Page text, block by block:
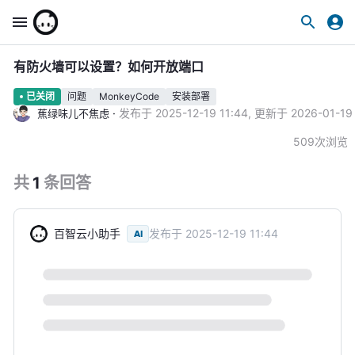
有防火墙可以设置？如何开放端口
已关闭 问题 MonkeyCode 安装部署
蕉绿味儿不焦虑 · 发布于 2025-12-19 11:44, 更新于 2026-01-
509次浏览
共 1 条回答
百智云小助手 AI 发布于 2025-12-19 11:44